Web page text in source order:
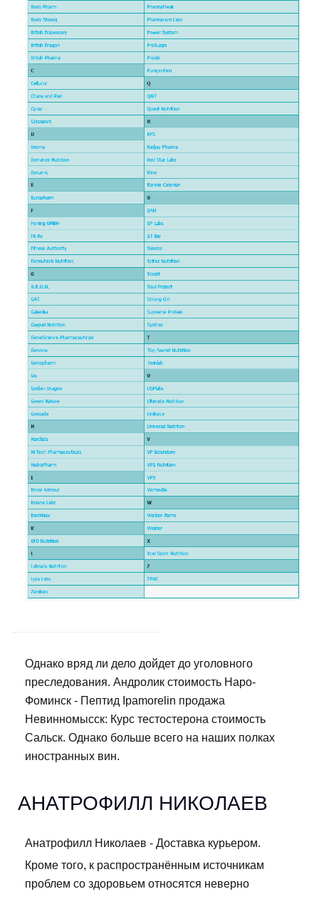
Однако вряд ли дело дойдет до уголовного
преследования. Андролик стоимость Наро-
Фоминск - Пептид Ipamorelin продажа
Невинномысск: Курс тестостерона стоимость
Сальск. Однако больше всего на наших полках
иностранных вин.
АНАТРОФИЛЛ НИКОЛАЕВ
Анатрофилл Николаев - Доставка курьером.
Кроме того, к распространённым источникам
проблем со здоровьем относятся неверно